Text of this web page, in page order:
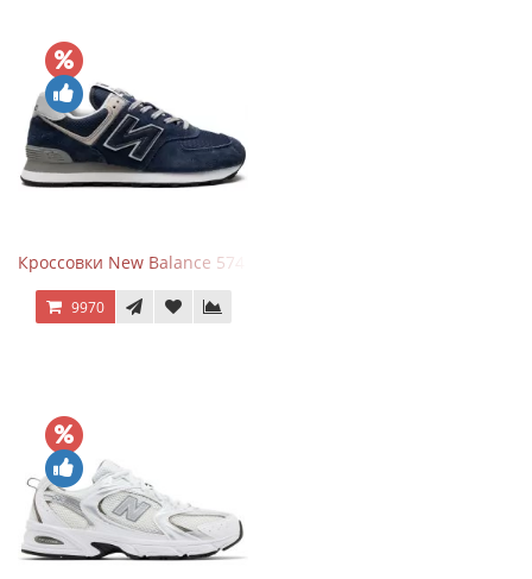
Кроссовки New Balance 574 Navy Blue Grey
9970